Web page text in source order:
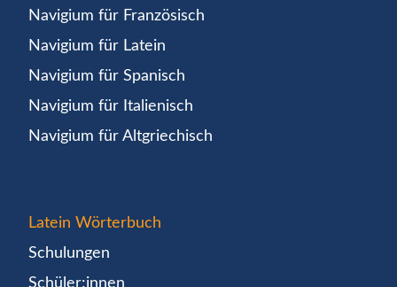
Navigium für Französisch
Navigium für Latein
Navigium für Spanisch
Navigium für Italienisch
Navigium für Altgriechisch
Latein Wörterbuch
Schulungen
Schüler:innen